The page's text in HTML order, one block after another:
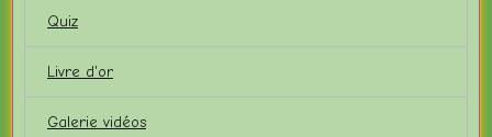
Quiz
Livre d'or
Galerie vidéos